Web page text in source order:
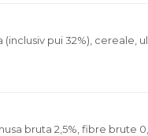
pui 32%),
bruta 2,5%, fibre brute